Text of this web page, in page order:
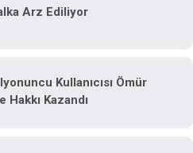
Arz Ediliyor
Kullanıcısı Ömür
Kazandı